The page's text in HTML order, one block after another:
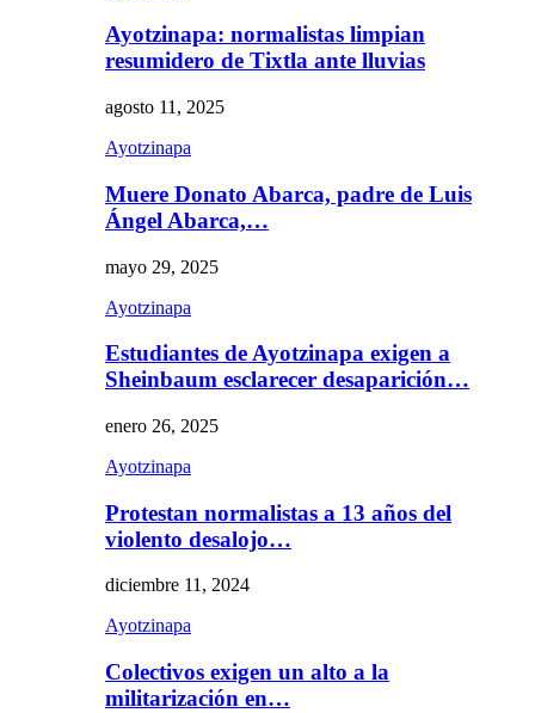
Ayotzinapa: normalistas limpian
resumidero de Tixtla ante lluvias
agosto 11, 2025
Ayotzinapa
Muere Donato Abarca, padre de Luis
Ángel Abarca,…
mayo 29, 2025
Ayotzinapa
Estudiantes de Ayotzinapa exigen a
Sheinbaum esclarecer desaparición…
enero 26, 2025
Ayotzinapa
Protestan normalistas a 13 años del
violento desalojo…
diciembre 11, 2024
Ayotzinapa
Colectivos exigen un alto a la
militarización en…